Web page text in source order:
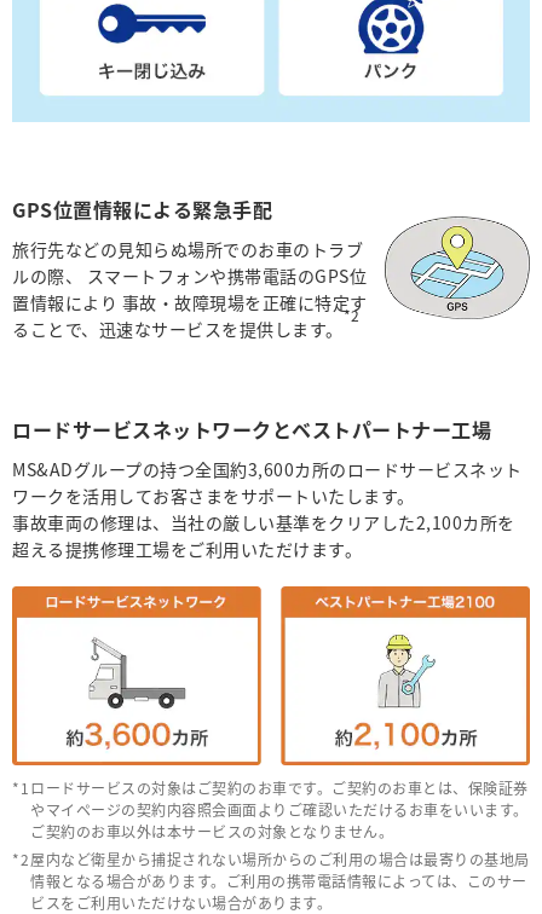
GPS位置情報による緊急手配
旅行先などの見知らぬ場所でのお車のトラブ
ルの際、
スマートフォンや携帯電話のGPS位
置情報により 事故・故障現場を正確に特定す
ることで、迅速なサービスを提供します。
*2
ロードサービスネットワークとベストパートナー工場
MS&ADグループの持つ全国約3,600カ所のロードサービスネット
ワークを活用してお客さまをサポートいたします。
事故車両の修理は、当社の厳しい基準をクリアした2,100カ所を
超える提携修理工場をご利用いただけます。
ロードサービスの対象はご契約のお車です。ご契約のお車とは、保険証券
やマイページの契約内容照会画面よりご確認いただけるお車をいいます。
ご契約のお車以外は本サービスの対象となりません。
屋内など衛星から捕捉されない場所からのご利用の場合は最寄りの基地局
情報となる場合があります。ご利用の携帯電話情報によっては、このサー
ビスをご利用いただけない場合があります。